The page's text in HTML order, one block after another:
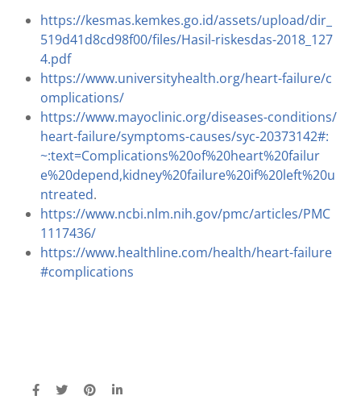
https://kesmas.kemkes.go.id/assets/upload/dir_
519d41d8cd98f00/files/Hasil-riskesdas-2018_127
4.pdf
https://www.universityhealth.org/heart-failure/c
omplications/
https://www.mayoclinic.org/diseases-conditions/
heart-failure/symptoms-causes/syc-20373142#:
~:text=Complications%20of%20heart%20failur
e%20depend,kidney%20failure%20if%20left%20u
ntreated.
https://www.ncbi.nlm.nih.gov/pmc/articles/PMC
1117436/
https://www.healthline.com/health/heart-failure
#complications